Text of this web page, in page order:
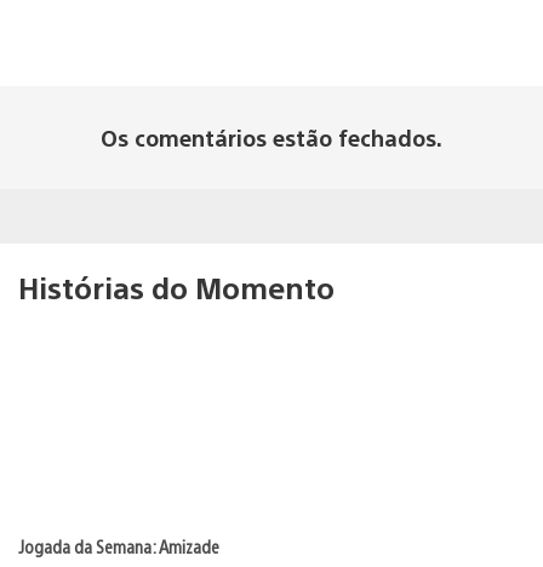
Os comentários estão fechados.
Histórias do Momento
Jogada da Semana: Amizade